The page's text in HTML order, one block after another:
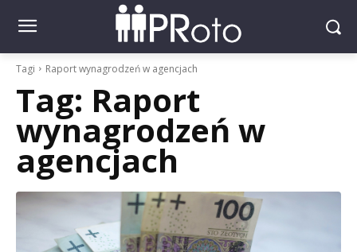
Tagi Raport wynagrodzeń w agencjach
Tag: Raport
wynagrodzeń w
agencjach